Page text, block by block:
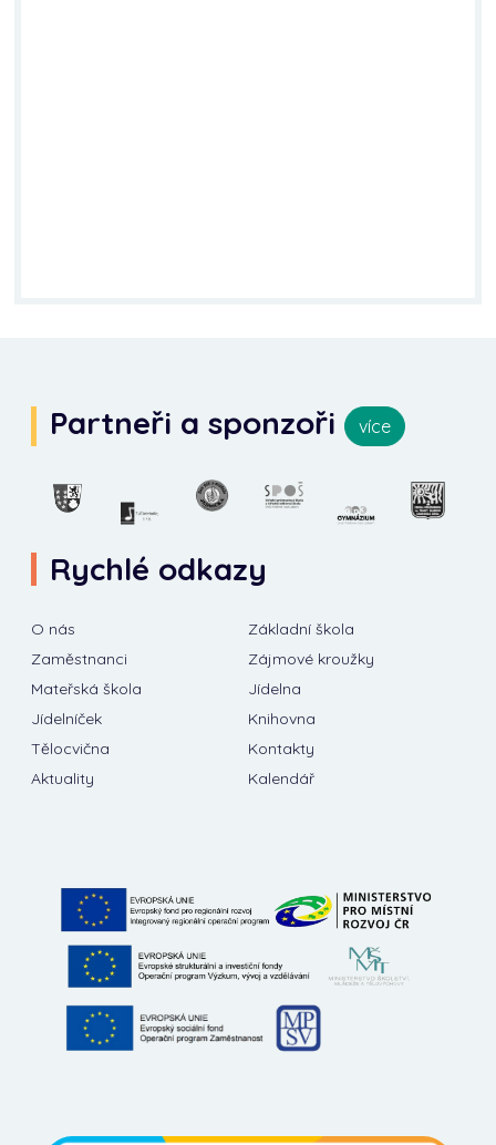
Partneři a sponzoři více
Rychlé odkazy
O nás
Základní škola
Zaměstnanci
Zájmové kroužky
Mateřská škola
Jídelna
Jídelníček
Knihovna
Tělocvična
Kontakty
Aktuality
Kalendář